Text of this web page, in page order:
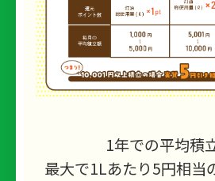
1年での平均積
最大で1Lあたり5円相当